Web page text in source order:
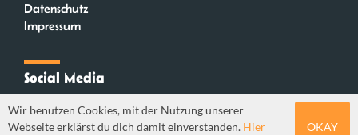
Datenschutz
Impressum
Social Media
Mastodon
Wir benutzen Cookies, mit der Nutzung unserer
Webseite erklärst du dich damit einverstanden. Hier OKAY